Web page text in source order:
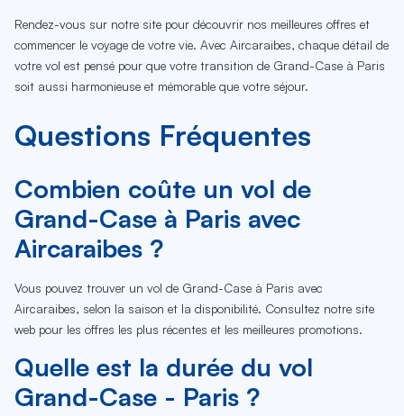
Rendez-vous sur notre site pour découvrir nos meilleures offres et
commencer le voyage de votre vie. Avec Aircaraibes, chaque détail de
votre vol est pensé pour que votre transition de Grand-Case à Paris
soit aussi harmonieuse et mémorable que votre séjour.
Questions Fréquentes
Combien coûte un vol de
Grand-Case à Paris avec
Aircaraibes ?
Vous pouvez trouver un vol de Grand-Case à Paris avec
Aircaraibes, selon la saison et la disponibilité. Consultez notre site
web pour les offres les plus récentes et les meilleures promotions.
Quelle est la durée du vol
Grand-Case - Paris ?